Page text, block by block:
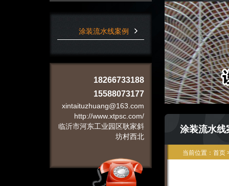
涂装流水线案例
18266733188
15588073177
xintaituzhuang@163.com
http://www.xtpsc.com/
临沂市河东工业园区耿家斜
坊村西北
涂装流水线
当前位置： 首页